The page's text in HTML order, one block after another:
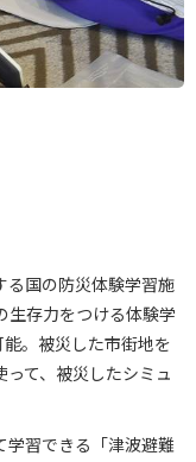
る国の防災体験学習施
生存力をつける体験学
。被災した市街地を
て、被災したシミュ
学習できる「津波避難